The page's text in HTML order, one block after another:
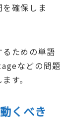
確保しま
ための単語
などの問題
す。
くべき